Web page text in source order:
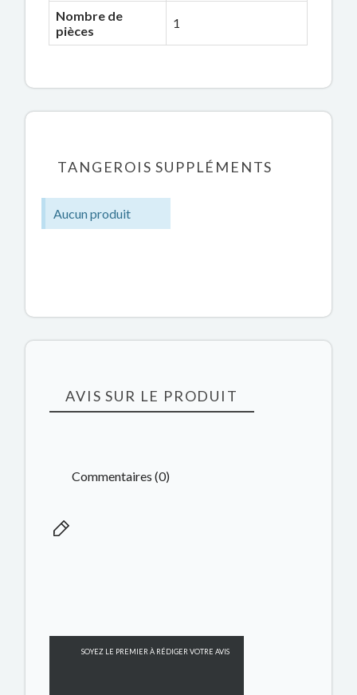
Nombre de
pièces
1
TANGEROIS SUPPLÉMENTS
Aucun produit
AVIS SUR LE PRODUIT
Commentaires (0)
SOYEZ LE PREMIER À RÉDIGER VOTRE AVIS